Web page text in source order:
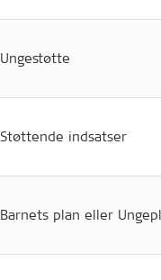
Ungestøtte
Støttende indsatser
Barnets plan eller